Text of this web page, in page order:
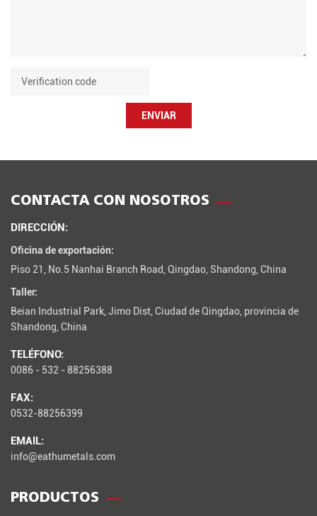
ENVIAR
CONTACTA CON NOSOTROS
DIRECCIÓN:
Oficina de exportación:
Piso 21, No.5 Nanhai Branch Road, Qingdao, Shandong, China
Taller:
Beian Industrial Park, Jimo Dist, Ciudad de Qingdao, provincia de
Shandong, China
TELÉFONO:
0086 - 532 - 88256388
FAX:
0532-88256399
EMAIL:
info@eathumetals.com
PRODUCTOS